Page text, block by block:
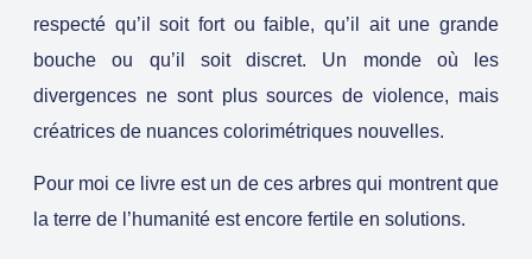
respecté qu’il soit fort ou faible, qu’il ait une grande
bouche ou qu’il soit discret. Un monde où les
divergences ne sont plus sources de violence, mais
créatrices de nuances colorimétriques nouvelles.
Pour moi ce livre est un de ces arbres qui montrent que
la terre de l’humanité est encore fertile en solutions.